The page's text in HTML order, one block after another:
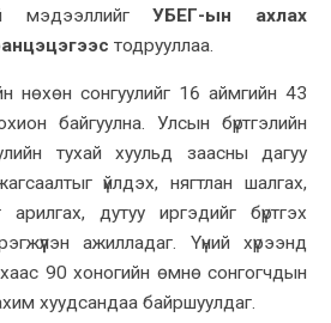
мэдээллийгУБЕГ-ын ахлах
тодрууллаа.
нөхөн сонгуулийг 16 аймгийн 43
байгуулна. Улсын бүртгэлийн
тухай хуульд заасны дагуу
үйлдэх, нягтлан шалгах,
дутуу иргэдийг бүртгэх
ажилладаг. Үүний хүрээнд
90 хоногийн өмнө сонгогчдын
хуудсандаа байршуулдаг.